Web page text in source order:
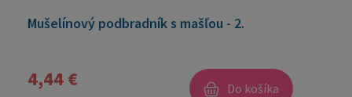
Mušelínový podbradník s mašľou - 2.
4,44 € Do košíka